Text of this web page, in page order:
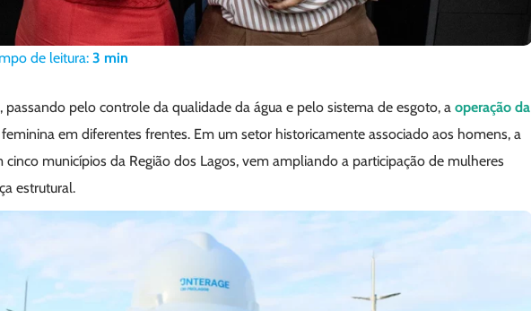
de leitura: 3 min
pelo controle da qualidade da água e pelo sistema de esgoto, a operação da
feminina em diferentes frentes. Em um setor historicamente associado aos homens, a
cinco municípios da Região dos Lagos, vem ampliando a participação de mulheres
estrutural.